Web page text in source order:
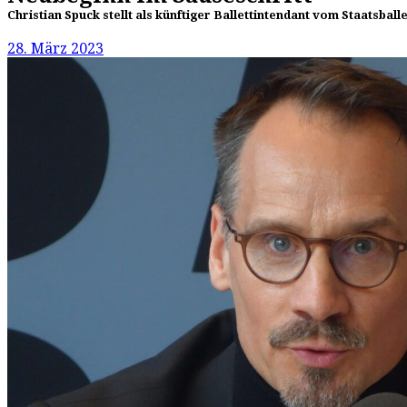
Christian Spuck stellt als künftiger Ballettintendant vom
28. März 2023